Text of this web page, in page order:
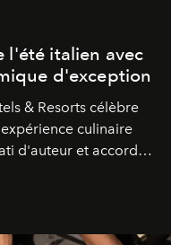
l'été italien avec
d'exception
& Resorts célèbre
culinaire
d'auteur et accords